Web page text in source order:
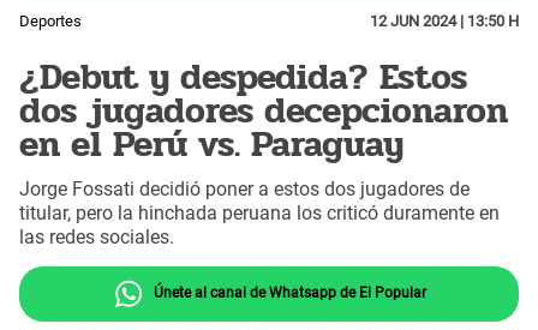
Deportes 12 JUN 2024 | 13:50 H
¿Debut y despedida? Estos
dos jugadores decepcionaron
en el Perú vs. Paraguay
Jorge Fossati decidió poner a estos dos jugadores de
titular, pero la hinchada peruana los criticó duramente en
las redes sociales.
Únete al canal de Whatsapp de El Popular